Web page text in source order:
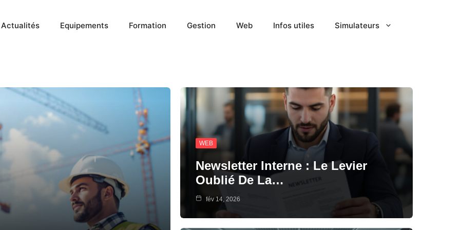
Actualités Equipements Formation Gestion Web Infos utiles Simulateurs
WEB
Newsletter Interne : Le Levier
Oublié De La…
fév 14, 2026